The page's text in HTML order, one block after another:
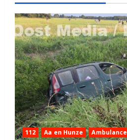
112 Aa en Hunze Ambulance